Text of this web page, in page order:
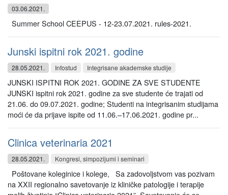
03.06.2021.
Summer School CEEPUS - 12-23.07.2021. rules-2021.
Junski ispitni rok 2021. godine
28.05.2021. Infostud Integrisane akademske studije
JUNSKI ISPITNI ROK 2021. GODINE ZA SVE STUDENTE
JUNSKI ispitni rok 2021. godine za sve studente će trajati od
21.06. do 09.07.2021. godine; Studenti na integrisanim studijama
moći će da prijave ispite od 11.06.–17.06.2021. godine pr...
Clinica veterinaria 2021
28.05.2021. Kongresi, simpozijumi i seminari
Poštovane koleginice i kolege, Sa zadovoljstvom vas pozivam
na XXII regionalno savetovanje iz kliničke patologije i terapije